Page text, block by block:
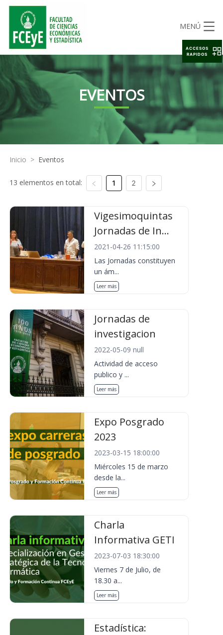
MENÚ
EVENTOS
Inicio > Eventos
13 elementos en total: 1 2
Vigesimoquintas
Jornadas de In...
2021-04-26 11:15:00
Las Jornadas constituyen
un ám...
Leer más
Jornadas de
investigacion
2022-05-09 null
Actividad de acceso
publico y ...
Leer más
Expo Posgrado
2023
2023-03-15 18:00:00
Miércoles 15 de marzo
desde la...
Leer más
Charla
Informativa GETI
2023-07-03 18:30:00
Viernes 7 de Julio, de
18.30 a...
Leer más
Estadística:
ACCESOS
RAPIDOS